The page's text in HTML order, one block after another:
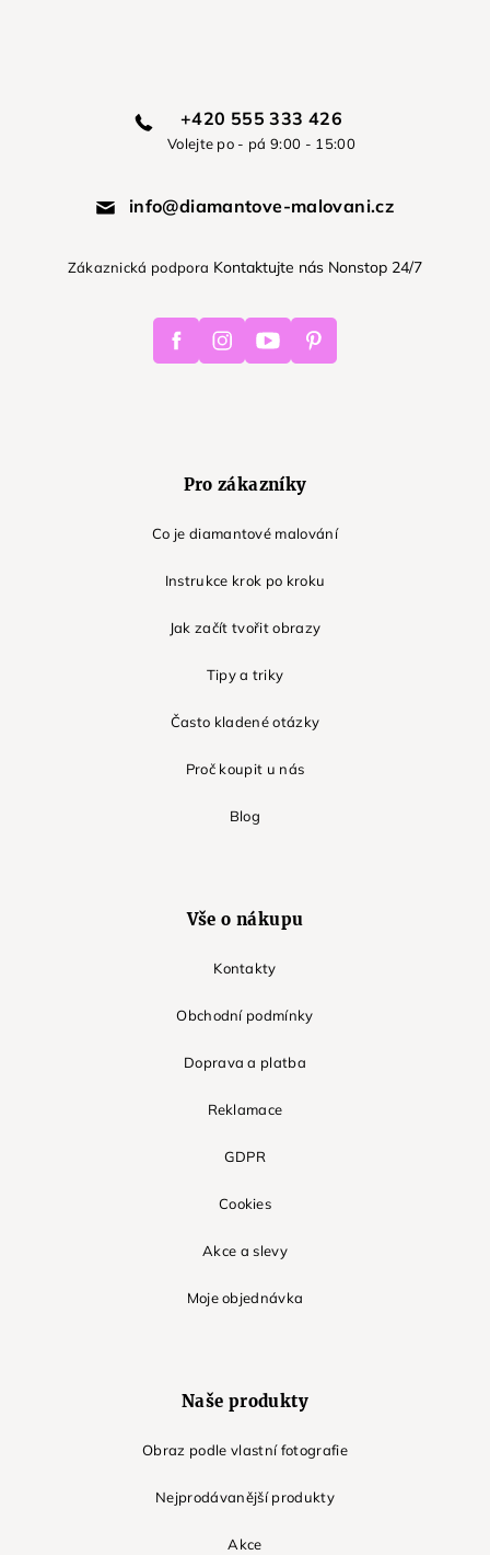
+420 555 333 426
Volejte po - pá 9:00 - 15:00
info@diamantove-malovani.cz
Zákaznická podpora Kontaktujte nás Nonstop 24/7
FacebookInstagramYoutube Pinterest
Pro zákazníky
Co je diamantové malování
Instrukce krok po kroku
Jak začít tvořit obrazy
Tipy a triky
Často kladené otázky
Proč koupit u nás
Blog
Vše o nákupu
Kontakty
Obchodní podmínky
Doprava a platba
Reklamace
GDPR
Cookies
Akce a slevy
Moje objednávka
Naše produkty
Obraz podle vlastní fotografie
Nejprodávanější produkty
Akce